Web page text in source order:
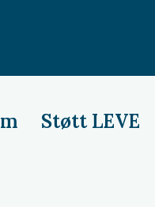
Støtt LEVE